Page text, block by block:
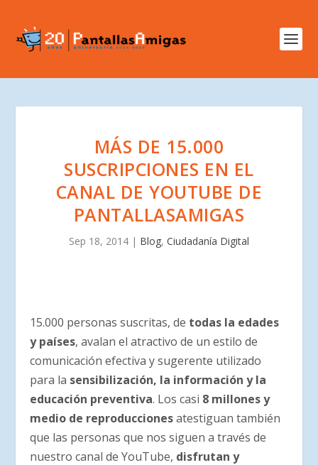
MÁS DE 15.000
SUSCRIPCIONES EN EL
CANAL DE YOUTUBE DE
PANTALLASAMIGAS
Sep 18, 2014 | Blog, Ciudadanía Digital
15.000 personas suscritas, de todas la edades
y países, avalan el atractivo de un estilo de
comunicación efectiva y sugerente utilizado
para la sensibilización, la información y la
educación preventiva. Los casi 8 millones y
medio de reproduccionesatestiguan también
que las personas que nos siguen a través de
nuestro canal de YouTube, disfrutan y